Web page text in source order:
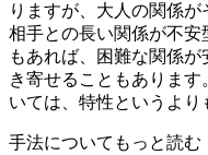
りますが、大人の関係
相手との長い関係が不安
もあれば、困難な関係が
き寄せることもありま
いては、特性というより
手法についてもっと読む